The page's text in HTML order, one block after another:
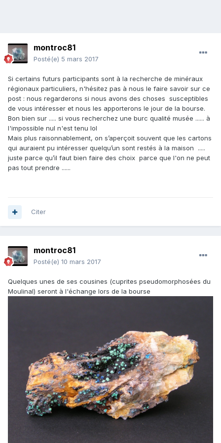
montroc81
Posté(e) 5 mars 2017
Si certains futurs participants sont à la recherche de minéraux
régionaux particuliers, n'hésitez pas à nous le faire savoir sur ce
post : nous regarderons si nous avons des choses susceptibles
de vous intéresser et nous les apporterons le jour de la bourse.
Bon bien sur ..... si vous recherchez une burc qualité musée ...... à
l'impossible nul n'est tenu lol
Mais plus raisonnablement, on s’aperçoit souvent que les cartons
qui auraient pu intéresser quelqu’un sont restés à la maison .....
juste parce qu’il faut bien faire des choix parce que l'on ne peut
pas tout prendre ......
Citer
montroc81
Posté(e) 10 mars 2017
Quelques unes de ses cousines (cuprites pseudomorphosées du
Moulinal) seront à l'échange lors de la bourse